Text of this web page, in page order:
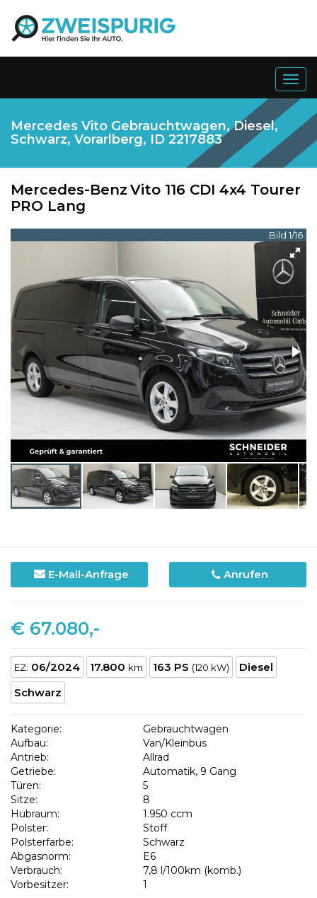
Mercedes Vito Gebrauchtwagen, Diesel,
Schwarz, Vorarlberg, ID 2217883
Mercedes-Benz Vito 116 CDI 4x4 Tourer
PRO Lang
Bild 1/16
E-Mail-Anfrage Anrufen
€ 67.080,-
EZ: 06/2024 17.800 km 163 PS (120 kW)
Diesel
Schwarz
Kategorie:
Gebrauchtwagen
Aufbau:
Van/Kleinbus
Antrieb:
Allrad
Getriebe:
Automatik, 9 Gang
Türen:
5
Sitze:
8
Hubraum:
1.950 ccm
Polster:
Stoff
Polsterfarbe:
Schwarz
Abgasnorm:
E6
Verbrauch:
7,8 l/100km (komb.)
Vorbesitzer:
1